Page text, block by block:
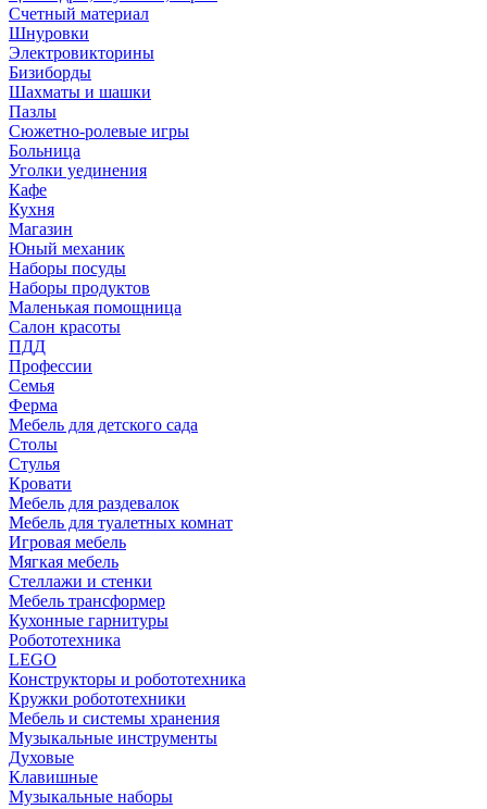
Счетный материал
Шнуровки
Электровикторины
Бизиборды
Шахматы и шашки
Пазлы
Сюжетно-ролевые игры
Больница
Уголки уединения
Кафе
Кухня
Магазин
Юный механик
Наборы посуды
Наборы продуктов
Маленькая помощница
Салон красоты
ПДД
Профессии
Семья
Ферма
Мебель для детского сада
Столы
Cтулья
Кровати
Мебель для раздевалок
Мебель для туалетных комнат
Игровая мебель
Мягкая мебель
Стеллажи и стенки
Мебель трансформер
Кухонные гарнитуры
Робототехника
LEGO
Конструкторы и робототехника
Кружки робототехники
Мебель и системы хранения
Музыкальные инструменты
Духовые
Клавишные
Музыкальные наборы